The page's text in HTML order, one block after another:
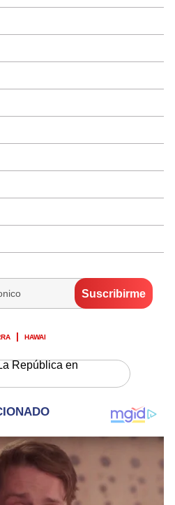
HAWAI
República en